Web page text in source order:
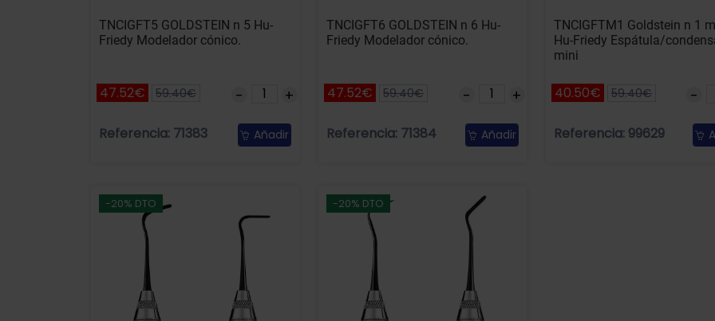
TNCIGFT5 GOLDSTEIN n 5 Hu-
Friedy Modelador cónico.
47.52€ 59.40€
Referencia: 71383 Añadir
TNCIGFT6 GOLDSTEIN n 6 Hu-
Friedy Modelador cónico.
47.52€ 59.40€
Referencia: 71384 Añadir
TNCIGFTM1 Goldstein n 1
Hu-Friedy Espátula/
mini
40.50€ 59.40€
Referencia: 99629
-20% DTO -20% DTO